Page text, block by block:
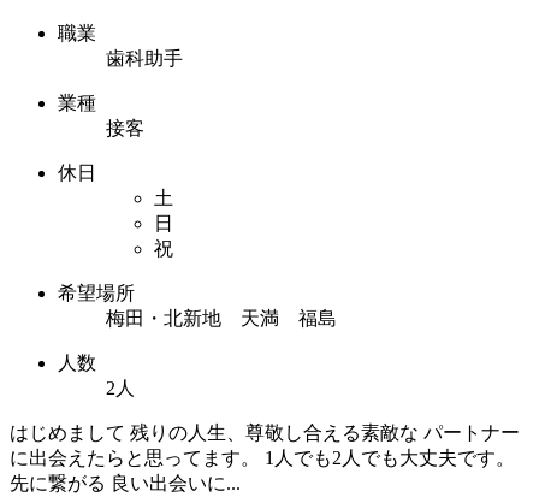
職業
歯科助手
業種
接客
休日
土
日
祝
希望場所
梅田・北新地 天満 福島
人数
2人
はじめまして 残りの人生、尊敬し合える素敵な パートナー
に出会えたらと思ってます。 1人でも2人でも大丈夫です。
先に繋がる 良い出会いに...